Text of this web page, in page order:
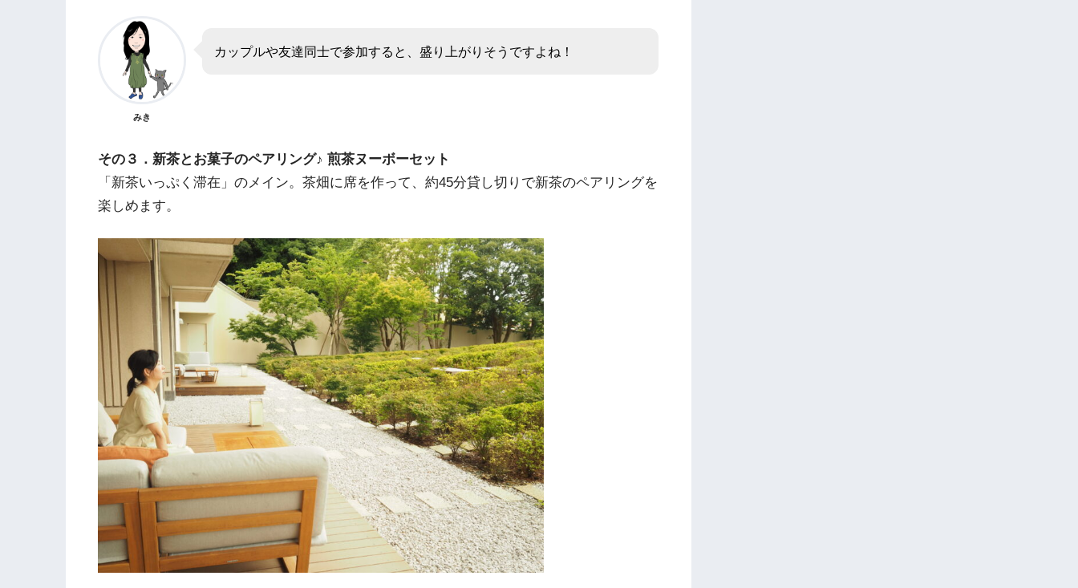
みき
カップルや友達同士で参加すると、盛り上がりそうですよね！
その３．新茶とお菓子のペアリング♪ 煎茶ヌーボーセット
「新茶いっぷく滞在」のメイン。茶畑に席を作って、約45分貸し切りで新茶のペアリングを
楽しめます。